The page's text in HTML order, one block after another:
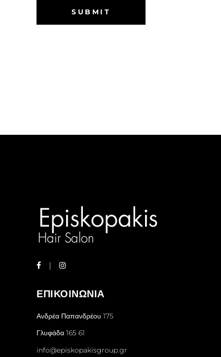
ΕΠΙΚΟΙΝΩΝΙΑ
Ανδρέα Παπανδρέου 175
Γλυφάδα 165 61
info@episkopakisgroup.gr